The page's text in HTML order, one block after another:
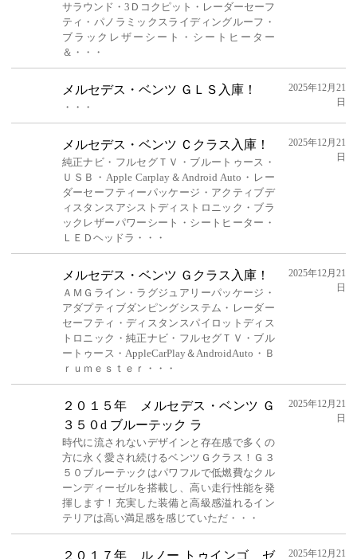
サラウンド・3Ｄコクピット・レーダーセーフ
ティ・パノラミックスライディングルーフ・
ブラックレザーシート・シートヒーター
＆・・・
メルセデス・ベンツ ＧＬＳ入庫！
・・・
2025年12月21
日
メルセデス・ベンツ Ｃクラス入庫！
純正ナビ・フルセグＴＶ・ブルートゥース・
ＵＳＢ・Apple Carplay＆Android Auto・レー
ダーセーフティーパッケージ・アクティブデ
ィスタンスアシストディストロニック・ブラ
ックレザーパワーシート・シートヒーター・
ＬＥＤヘッドラ・・・
2025年12月21
日
メルセデス・ベンツ Ｇクラス入庫！
ＡＭＧライン・ラグジュアリーパッケージ・
アダプティブダンピングシステム・レーダー
セーフティ・ディスタンスパイロットディス
トロニック・純正ナビ・フルセグＴＶ・ブル
ートゥース・AppleCarPlay＆AndroidAuto・Ｂ
ｒｕｍｅｓｔｅｒ・・・
2025年12月21
日
２０１５年 メルセデス・ベンツ Ｇ
３５０d ブルーテック ラ
時代に流されないデザインと存在感で多くの
方に永く愛され続けるベンツＧクラス！Ｇ３
５０ブルーテックはパワフルで低燃費なクル
ーンディーゼルを搭載し、高い走行性能を発
揮します！充実した装備と高級感溢れるイン
テリアは高い満足感を感じていただ・・・
2025年12月21
日
２０１７年 ルノー トゥインゴ ゼ 2025年12月21